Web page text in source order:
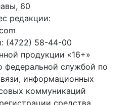
60
редакции:
(4722) 58-44-00
продукции «16+»
федеральной службой по
информационных
коммуникаций
средства